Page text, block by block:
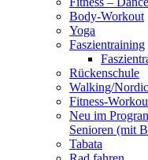
Body-Workout
Yoga
Faszientraining
Rückenschule
Walking/
Fitness-
Neu im
Senioren (mit
Tabata